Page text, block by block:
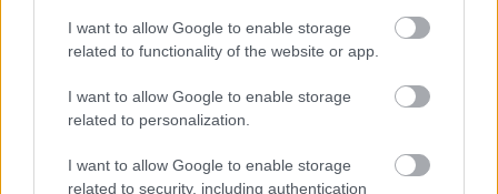
I want to allow Google to enable storage
related to functionality of the website or app.
I want to allow Google to enable storage
related to personalization.
I want to allow Google to enable storage
related to security, including authentication
περισσότερα
, 7 Αυγούστου 2026 || Οικονομία